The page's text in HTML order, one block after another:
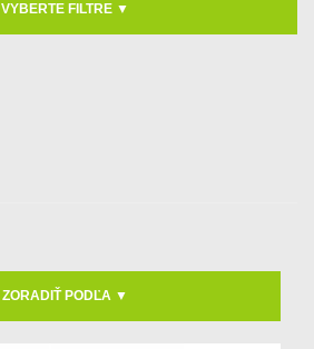
VYBERTE FILTRE ▼
ZORADIŤ PODĽA ▼